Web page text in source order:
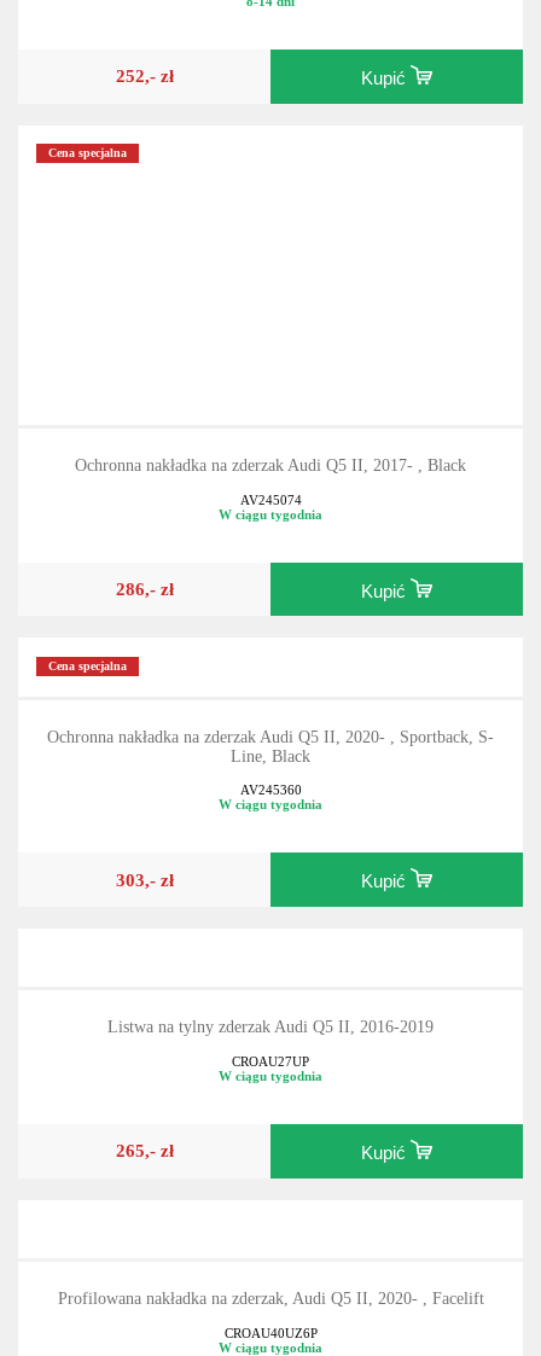
252,- zł Kupić
Cena specjalna
Ochronna nakładka na zderzak Audi Q5 II, 2017- , Black
AV245074
W ciągu tygodnia
286,- zł Kupić
Cena specjalna
Ochronna nakładka na zderzak Audi Q5 II, 2020- , Sportback, S-
Line, Black
AV245360
W ciągu tygodnia
303,- zł Kupić
Listwa na tylny zderzak Audi Q5 II, 2016-2019
CROAU27UP
W ciągu tygodnia
265,- zł Kupić
Profilowana nakładka na zderzak, Audi Q5 II, 2020- , Facelift
CROAU40UZ6P
W ciągu tygodnia